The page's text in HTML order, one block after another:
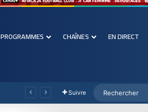
PROGRAMMES CHAÎNES EN DIRECT
Suivre